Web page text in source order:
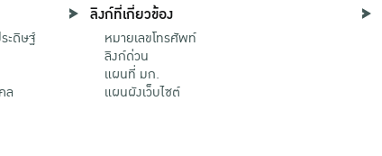
ะดิษฐ์
ล
ลิงก์ที่เกี่ยวข้อง
หมายเลขโทรศัพท์
ลิงก์ด่วน
แผนที่ มก.
แผนผังเว็บไซต์